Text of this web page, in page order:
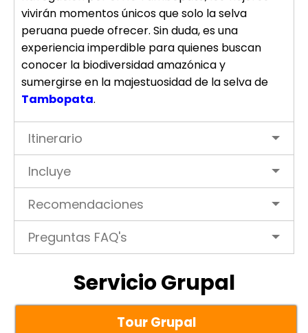
vivirán momentos únicos que solo la selva
peruana puede ofrecer. Sin duda, es una
experiencia imperdible para quienes buscan
conocer la biodiversidad amazónica y
sumergirse en la majestuosidad de la selva de
Tambopata.
Itinerario
Incluye
Recomendaciones
Preguntas FAQ's
Servicio Grupal
Tour Grupal